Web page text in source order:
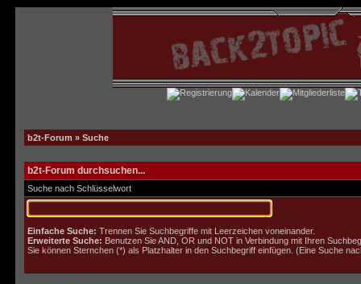
b2t-Forum » Suche
b2t-Forum durchsuchen...
Suche nach Schlüsselwort
Einfache Suche: Trennen Sie Suchbegriffe mit Leerzeichen voneinander.
Erweiterte Suche: Benutzen Sie AND, OR und NOT in Verbindung mit Ihren
Sie können Sternchen (*) als Platzhalter in den Suchbegriff einfügen. (Eine Suche